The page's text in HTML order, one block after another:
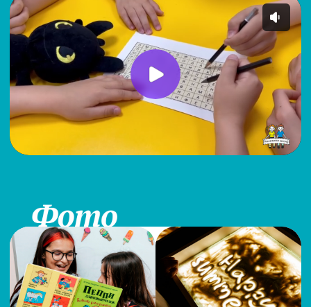
Снижаем цены!
С 9 февраля
32 000 руб.
С 1 марта
35 000 руб.
С 1 мая
36 000 руб.
С 1 июня